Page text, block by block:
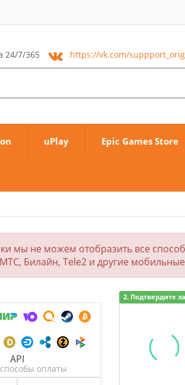
24/7/365 https://vk.com/
uPlay Epic Games Store
мы не можем отобразить все
Билайн, Tele2 и другие
API
оплаты
2. Подтвердите